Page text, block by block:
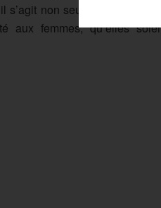
non seulement
femmes, qu’elles